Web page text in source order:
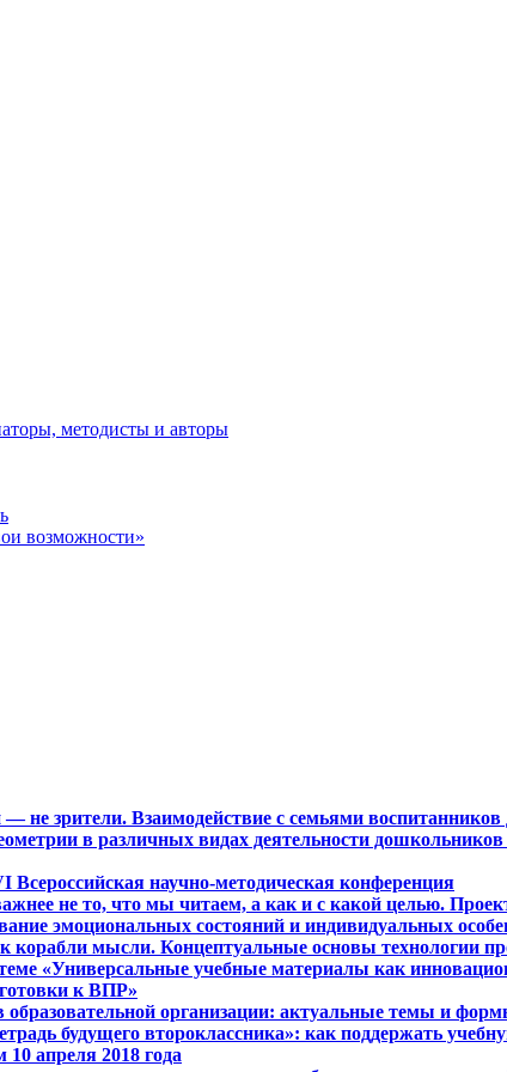
методисты и авторы
возможности»
— не зрители. Взаимодействие с семьями
в различных видах деятельности
Всероссийская научно-методическая конференция
не то, что мы читаем, а как и с какой целью.
эмоциональных состояний и индивидуальных
корабли мысли. Концептуальные основы технологии
«Универсальные учебные материалы как
к ВПР»
образовательной организации: актуальные темы и
будущего второклассника»: как поддержать
апреля 2018 года